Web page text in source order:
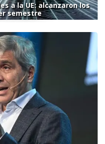
a la UE: alcanzaron los
semestre